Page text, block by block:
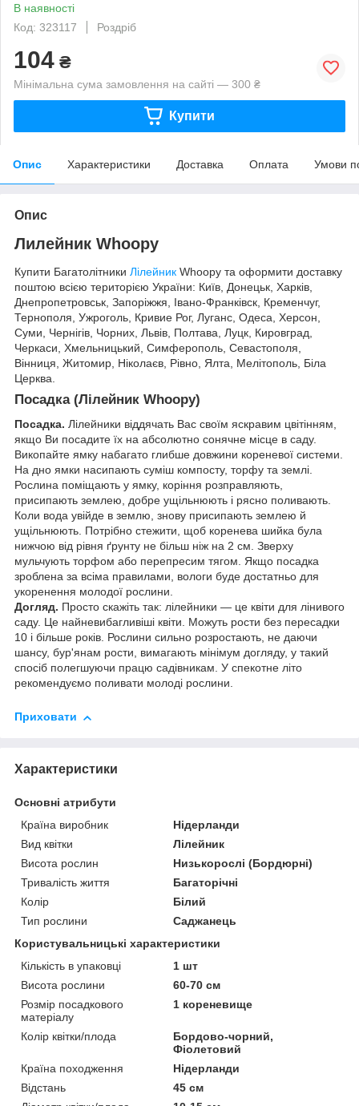
В наявності
Код: 323117
Роздріб
104 ₴
Мінімальна сума замовлення на сайті — 300 ₴
Купити
Опис Характеристики Доставка Оплата Умови
Опис
Лилейник Whoopy
Купити Багатолітники Лілейник Whoopy та оформити доставку
поштою всією територією України: Київ, Донецьк, Харків,
Днепропетровськ, Запоріжжя, Івано-Франківск, Кременчуг,
Тернополя, Ужроголь, Кривие Рог, Луганс, Одеса, Херсон,
Суми, Чернігів, Чорних, Львів, Полтава, Луцк, Кировград,
Черкаси, Хмельницький, Симферополь, Севастополя,
Вінниця, Житомир, Ніколаєв, Рівно, Ялта, Мелітополь, Біла
Церква.
Посадка (Лілейник Whoopy)
Посадка. Лілейники віддячать Вас своїм яскравим цвітінням,
якщо Ви посадите їх на абсолютно сонячне місце в саду.
Викопайте ямку набагато глибше довжини кореневої системи.
На дно ямки насипають суміш компосту, торфу та землі.
Рослина поміщають у ямку, коріння розправляють,
присипають землею, добре ущільнюють і рясно поливають.
Коли вода увійде в землю, знову присипають землею й
ущільнюють. Потрібно стежити, щоб коренева шийка була
нижчою від рівня ґрунту не більш ніж на 2 см. Зверху
мульчують торфом або перепресим тягом. Якщо посадка
зроблена за всіма правилами, вологи буде достатньо для
укоренення молодої рослини.
Догляд. Просто скажіть так: лілейники — це квіти для лінивого
саду. Це найневибагливіші квіти. Можуть рости без пересадки
10 і більше років. Рослини сильно розростають, не даючи
шансу, бур'янам рости, вимагають мінімум догляду, у такий
спосіб полегшуючи працю садівникам. У спекотне літо
рекомендуємо поливати молоді рослини.
Приховати
Характеристики
Основні атрибути
Країна виробник
Нідерланди
Вид квітки
Лілейник
Висота рослин
Низькорослі (Бордюрні)
Тривалість життя
Багаторічні
Колір
Білий
Тип рослини
Саджанець
Користувальницькі характеристики
Кількість в упаковці
1 шт
Висота рослини
60-70 см
Розмір посадкового
матеріалу
1 кореневище
Колір квітки/плода
Бордово-чорний,
Фіолетовий
Країна походження
Нідерланди
Відстань
45 см